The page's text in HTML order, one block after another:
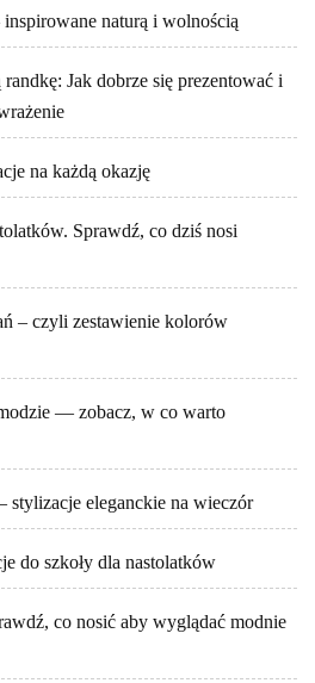
naturą i wolnością
Jak dobrze się prezentować i
na każdą okazję
Sprawdź, co dziś nosi
– czyli zestawienie kolorów
— zobacz, w co warto
eleganckie na wieczór
do szkoły dla nastolatków
co nosić aby wyglądać modnie